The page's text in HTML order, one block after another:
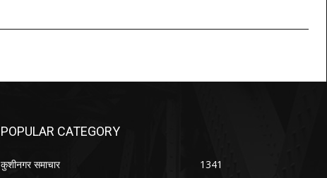
POPULAR CATEGORY
कुशीनगर समाचार
1341